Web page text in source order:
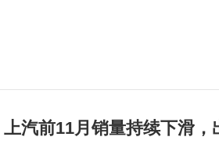
上汽前11月销量持续下滑，